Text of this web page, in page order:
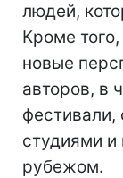
людей,
Кроме
новые
авторов, в
фестивали,
студиями
рубежом.